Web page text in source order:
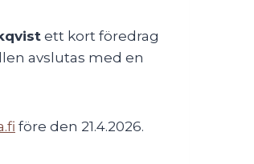
ett kort föredrag
avslutas med en
före den 21.4.2026.